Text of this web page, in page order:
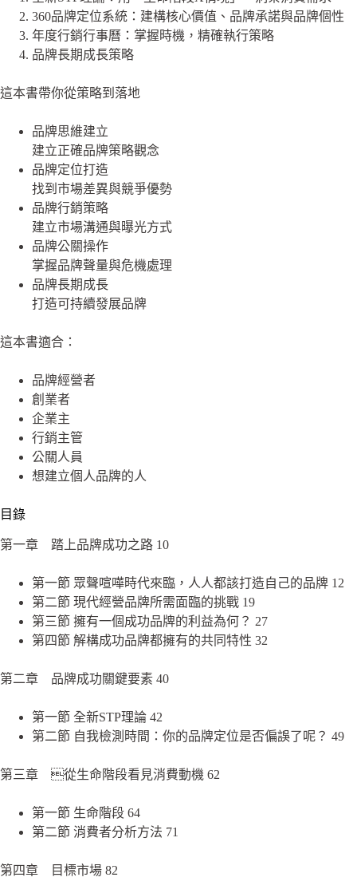
360品牌定位系統：建構核心價值、品牌承諾與品牌個性
年度行銷行事曆：掌握時機，精確執行策略
品牌長期成長策略
這本書帶你從策略到落地
品牌思維建立
建立正確品牌策略觀念
品牌定位打造
找到市場差異與競爭優勢
品牌行銷策略
建立市場溝通與曝光方式
品牌公關操作
掌握品牌聲量與危機處理
品牌長期成長
打造可持續發展品牌
這本書適合：
品牌經營者
創業者
企業主
行銷主管
公關人員
想建立個人品牌的人
目錄
第一章 踏上品牌成功之路 10
第一節 眾聲喧嘩時代來臨，人人都該打造自己的品牌 12
第二節 現代經營品牌所需面臨的挑戰 19
第三節 擁有一個成功品牌的利益為何？ 27
第四節 解構成功品牌都擁有的共同特性 32
第二章 品牌成功關鍵要素 40
第一節 全新STP理論 42
第二節 自我檢測時間：你的品牌定位是否偏誤了呢？ 49
第三章 從生命階段看見消費動機 62
第一節 生命階段 64
第二節 消費者分析方法 71
第四章 目標市場 82